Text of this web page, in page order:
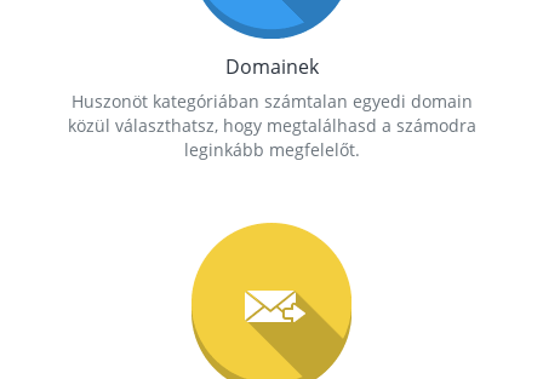
Domainek
Huszonöt kategóriában számtalan egyedi domain
közül választhatsz, hogy megtalálhasd a számodra
leginkább megfelelőt.